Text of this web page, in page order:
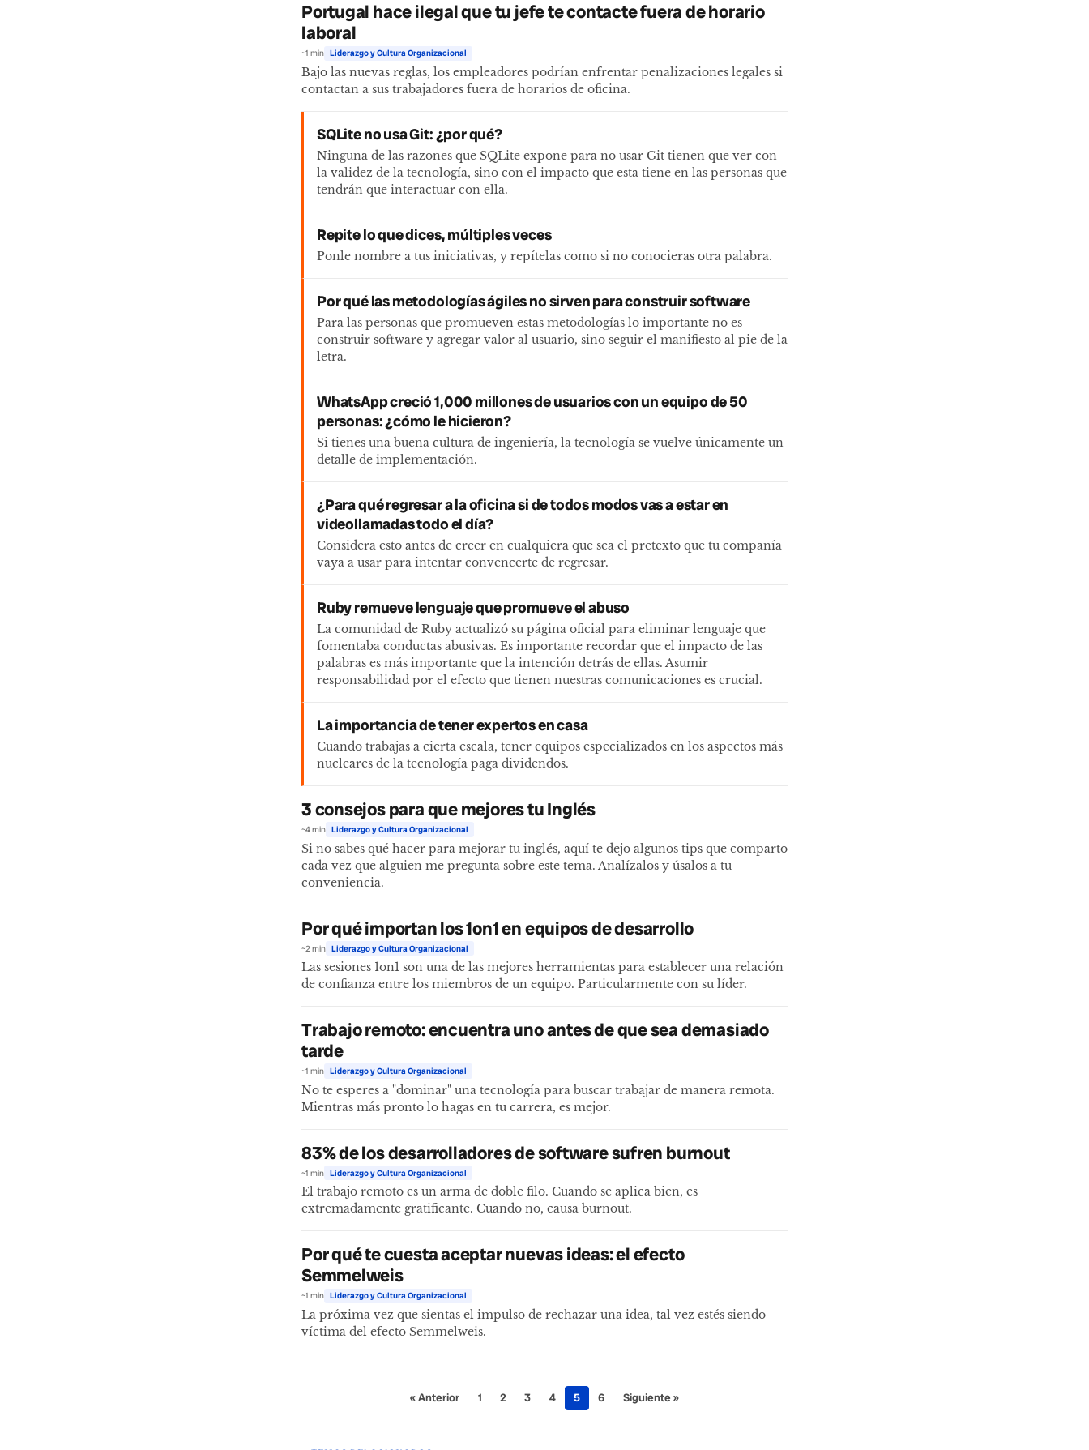
Portugal hace ilegal que tu jefe te contacte fuera de horario
laboral
~1 min Liderazgo y Cultura Organizacional
Bajo las nuevas reglas, los empleadores podrían enfrentar penalizaciones legales si
contactan a sus trabajadores fuera de horarios de oficina.
SQLite no usa Git: ¿por qué?
Ninguna de las razones que SQLite expone para no usar Git tienen que ver con
la validez de la tecnología, sino con el impacto que esta tiene en las personas que
tendrán que interactuar con ella.
Repite lo que dices, múltiples veces
Ponle nombre a tus iniciativas, y repítelas como si no conocieras otra palabra.
Por qué las metodologías ágiles no sirven para construir software
Para las personas que promueven estas metodologías lo importante no es
construir software y agregar valor al usuario, sino seguir el manifiesto al pie de la
letra.
WhatsApp creció 1,000 millones de usuarios con un equipo de 50
personas: ¿cómo le hicieron?
Si tienes una buena cultura de ingeniería, la tecnología se vuelve únicamente un
detalle de implementación.
¿Para qué regresar a la oficina si de todos modos vas a estar en
videollamadas todo el día?
Considera esto antes de creer en cualquiera que sea el pretexto que tu compañía
vaya a usar para intentar convencerte de regresar.
Ruby remueve lenguaje que promueve el abuso
La comunidad de Ruby actualizó su página oficial para eliminar lenguaje que
fomentaba conductas abusivas. Es importante recordar que el impacto de las
palabras es más importante que la intención detrás de ellas. Asumir
responsabilidad por el efecto que tienen nuestras comunicaciones es crucial.
La importancia de tener expertos en casa
Cuando trabajas a cierta escala, tener equipos especializados en los aspectos más
nucleares de la tecnología paga dividendos.
3 consejos para que mejores tu Inglés
~4 min Liderazgo y Cultura Organizacional
Si no sabes qué hacer para mejorar tu inglés, aquí te dejo algunos tips que comparto
cada vez que alguien me pregunta sobre este tema. Analízalos y úsalos a tu
conveniencia.
Por qué importan los 1on1 en equipos de desarrollo
~2 min Liderazgo y Cultura Organizacional
Las sesiones 1on1 son una de las mejores herramientas para establecer una relación
de confianza entre los miembros de un equipo. Particularmente con su líder.
Trabajo remoto: encuentra uno antes de que sea demasiado
tarde
~1 min Liderazgo y Cultura Organizacional
No te esperes a "dominar" una tecnología para buscar trabajar de manera remota.
Mientras más pronto lo hagas en tu carrera, es mejor.
83% de los desarrolladores de software sufren burnout
~1 min Liderazgo y Cultura Organizacional
El trabajo remoto es un arma de doble filo. Cuando se aplica bien, es
extremadamente gratificante. Cuando no, causa burnout.
Por qué te cuesta aceptar nuevas ideas: el efecto
Semmelweis
~1 min Liderazgo y Cultura Organizacional
La próxima vez que sientas el impulso de rechazar una idea, tal vez estés siendo
víctima del efecto Semmelweis.
« Anterior 1 2 3 4 5 6 Siguiente »